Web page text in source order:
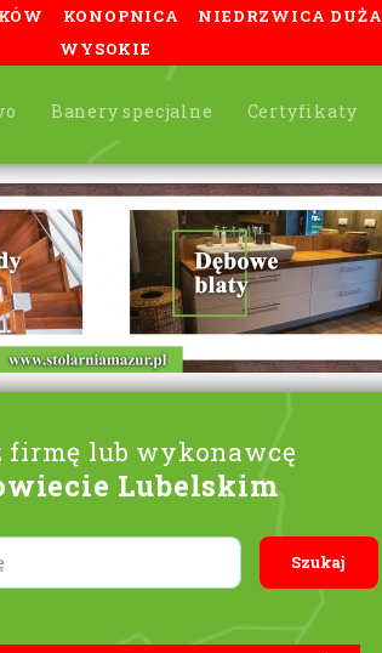
KONOPNICA NIEDRZWICA DUŻA
WYSOKIE
Banery specjalne Certyfikaty
firmę lub wykonawcę
Lubelskim